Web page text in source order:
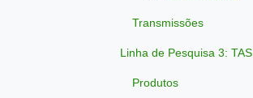
Transmissões
Linha de Pesquisa 3: TAS
Produtos